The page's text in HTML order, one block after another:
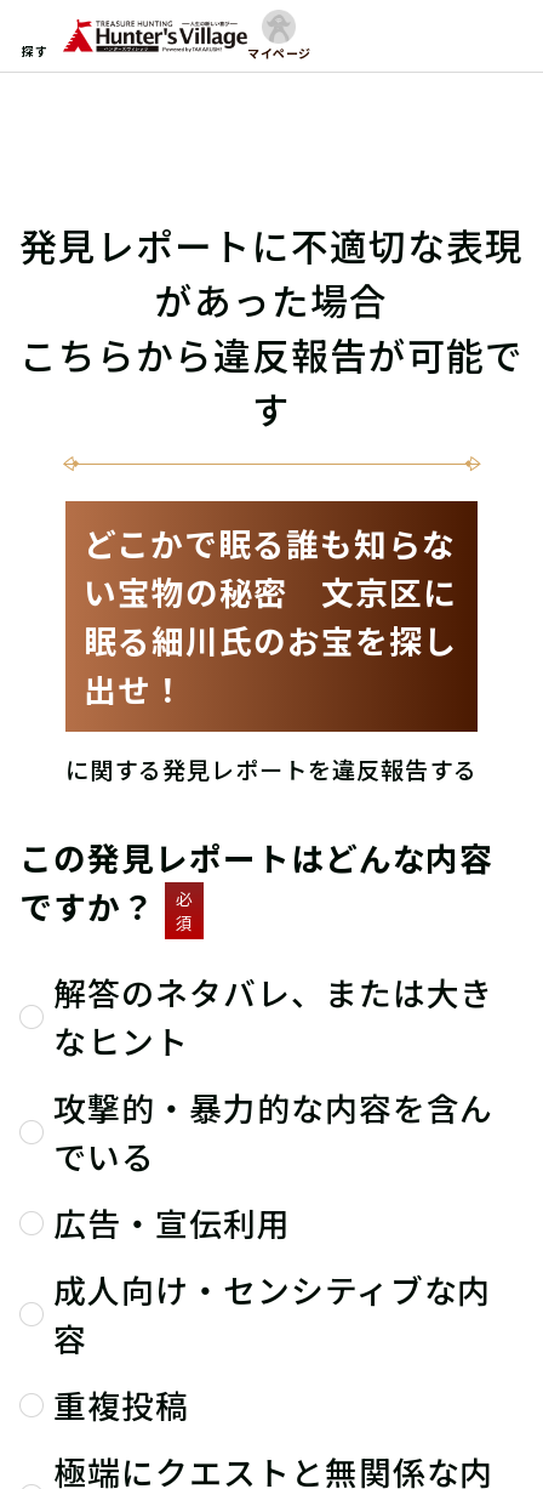
探す マイページ
発見レポートに不適切な表現
があった場合
こちらから違反報告が可能で
す
どこかで眠る誰も知らな
い宝物の秘密 文京区に
眠る細川氏のお宝を探し
出せ！
に関する発見レポートを違反報告する
この発見レポートはどんな内容
ですか？
必
須
解答のネタバレ、または大き
なヒント
攻撃的・暴力的な内容を含ん
でいる
広告・宣伝利用
成人向け・センシティブな内
容
重複投稿
極端にクエストと無関係な内